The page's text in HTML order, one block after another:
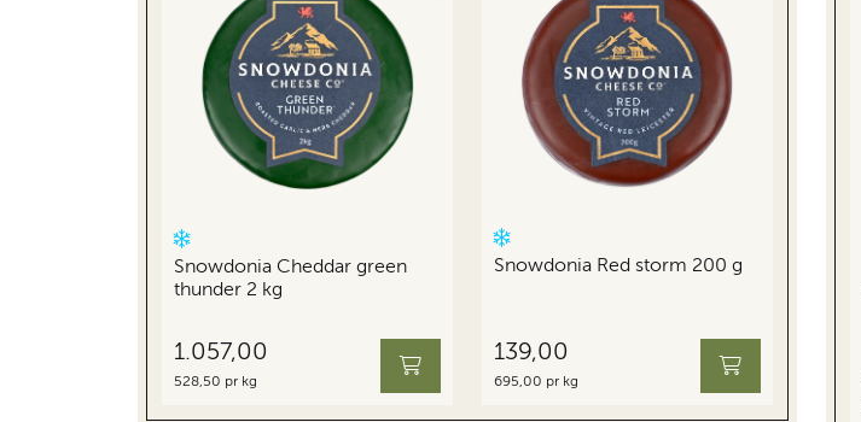
Snowdonia Cheddar green
thunder 2 kg
1.057,00
528,50 pr kg
Snowdonia Red storm 200 g
139,00
695,00 pr kg